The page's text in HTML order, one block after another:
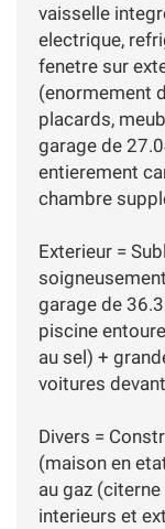
vaisselle
electrique,
fenetre sur
(enormement
placards,
garage de
entierement
chambre
Exterieur =
garage de
piscine
au sel) +
voitures
Divers =
(maison en
au gaz
interieurs et